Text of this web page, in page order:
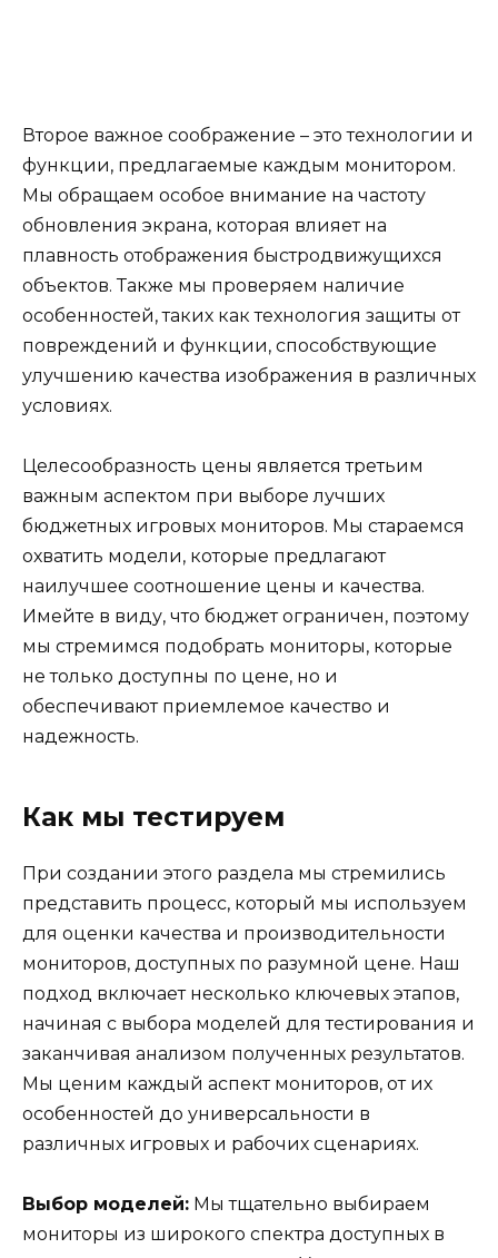
Второе важное соображение – это технологии и
функции, предлагаемые каждым монитором.
Мы обращаем особое внимание на частоту
обновления экрана, которая влияет на
плавность отображения быстродвижущихся
объектов. Также мы проверяем наличие
особенностей, таких как технология защиты от
повреждений и функции, способствующие
улучшению качества изображения в различных
условиях.
Целесообразность цены является третьим
важным аспектом при выборе лучших
бюджетных игровых мониторов. Мы стараемся
охватить модели, которые предлагают
наилучшее соотношение цены и качества.
Имейте в виду, что бюджет ограничен, поэтому
мы стремимся подобрать мониторы, которые
не только доступны по цене, но и
обеспечивают приемлемое качество и
надежность.
Как мы тестируем
При создании этого раздела мы стремились
представить процесс, который мы используем
для оценки качества и производительности
мониторов, доступных по разумной цене. Наш
подход включает несколько ключевых этапов,
начиная с выбора моделей для тестирования и
заканчивая анализом полученных результатов.
Мы ценим каждый аспект мониторов, от их
особенностей до универсальности в
различных игровых и рабочих сценариях.
Выбор моделей: Мы тщательно выбираем
мониторы из широкого спектра доступных в